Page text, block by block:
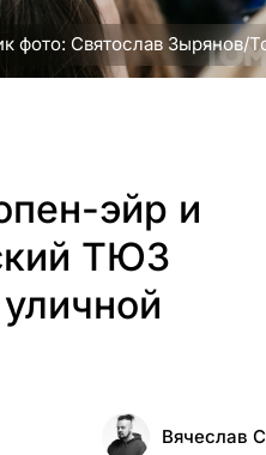
фото: Святослав Зырянов/
эйр и
ТЮЗ
Вячеслав